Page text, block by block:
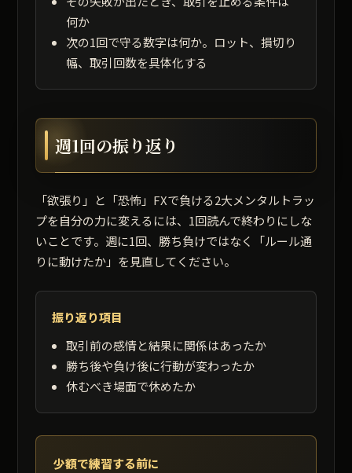
何か
次の1回で守る数字は何か。ロット、損切り
幅、取引回数を具体化する
週1回の振り返り
「欲張り」と「恐怖」FXで負ける2大メンタルトラッ
プを自分の力に変えるには、1回読んで終わりにしな
いことです。週に1回、勝ち負けではなく「ルール通
りに動けたか」を見直してください。
振り返り項目
取引前の感情と結果に関係はあったか
勝ち後や負け後に行動が変わったか
休むべき場面で休めたか
少額で練習する前に